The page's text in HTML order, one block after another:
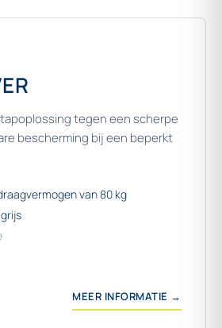
tegen een scherpe
bescherming bij een beperkt
van 80 kg
MEER INFORMATIE →